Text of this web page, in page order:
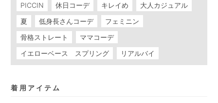
PICCIN 休日コーデ キレイめ
大人カジュアル
夏
低身長さんコーデ
フェミニン
骨格ストレート
ママコーデ
イエローベース スプリング
リアルバイ
着用アイテム